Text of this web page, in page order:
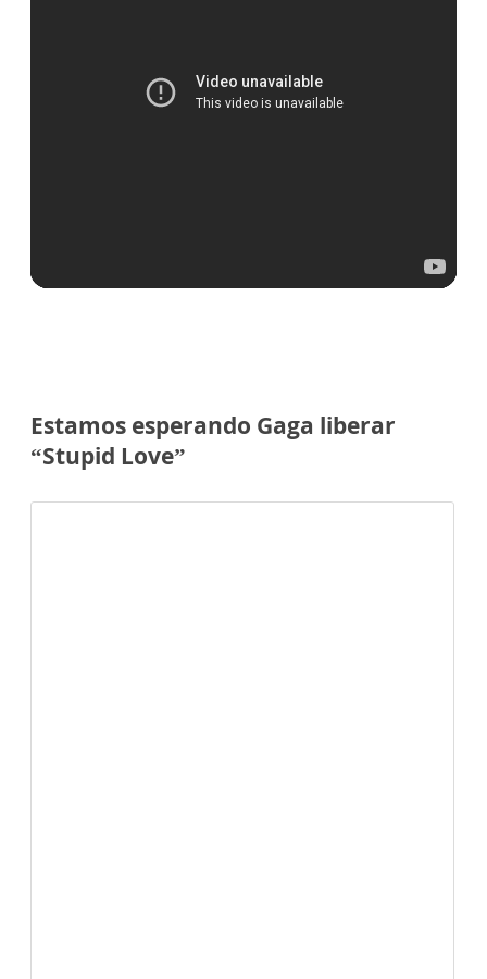
Estamos esperando Gaga liberar
“Stupid Love”